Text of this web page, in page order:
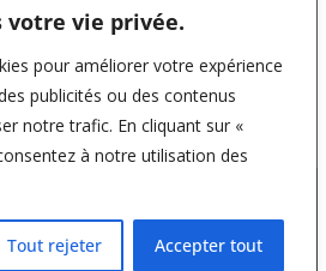
votre vie privée.
pour améliorer votre expérience
publicités ou des contenus
notre trafic. En cliquant sur «
à notre utilisation des
Tout rejeter Accepter tout
Le Sillon
. All rights reserved.
ThemeGrill. Powered by WordPress